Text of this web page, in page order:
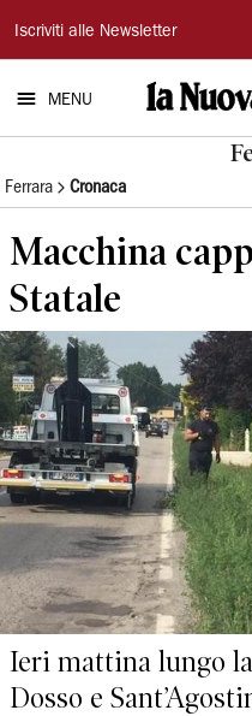
La
Nuova
Ferrara
Iscriviti alle Newsletter
MENU
Ferrara Cronaca
Macchina
Statale
Ieri mattina lungo
Dosso e